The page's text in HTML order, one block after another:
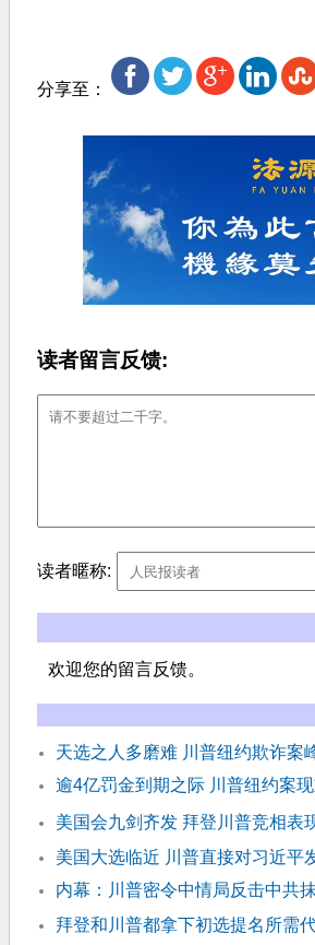
分享至：
读者留言反馈:
读者暱称:
欢迎您的留言反馈。
天选之人多磨难 川普纽约欺诈案
逾4亿罚金到期之际 川普纽约案
美国会九剑齐发 拜登川普竞相表
美国大选临近 川普直接对习近平
内幕：川普密令中情局反击中共
拜登和川普都拿下初选提名所需